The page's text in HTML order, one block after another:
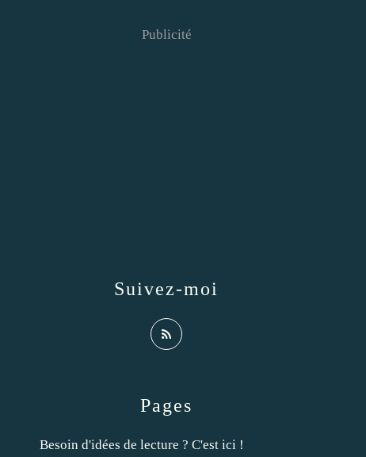
Pages
Besoin d'idées de lecture ? C'est ici !
Suivez-moi
Publicité